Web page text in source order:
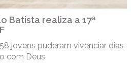
Batista realiza a 17ª
jovens puderam vivenciar dias
com Deus